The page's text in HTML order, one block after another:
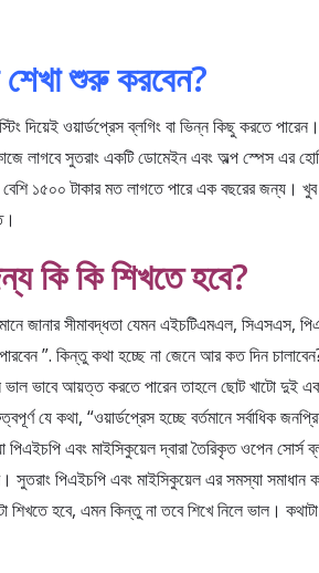
শেখা শুরু করবেন?
দিয়েই ওয়ার্ডপ্রেস ব্লগিং বা ভিন্ন কিছু করতে
লাগবে সুতরাং একটি ডোমেইন এবং অল্প স্পেস এর
১৫০০ টাকার মত লাগতে পারে এক বছরের জন্য।
কি কি শিখতে হবে?
জানার সীমাবদ্ধতা যেমন এইচটিএমএল, সিএসএস,
”. কিন্তু কথা হচ্ছে না জেনে আর কত দিন
ভাবে আয়ত্ত করতে পারেন তাহলে ছোট খাটো দুই
যে কথা, “ওয়ার্ডপ্রেস হচ্ছে বর্তমানে সর্বাধিক
পিএইচপি এবং মাইসিকুয়েল দ্বারা তৈরিকৃত ওপেন
সুতরাং পিএইচপি এবং মাইসিকুয়েল এর সমস্যা
হবে, এমন কিন্তু না তবে শিখে নিলে ভাল।